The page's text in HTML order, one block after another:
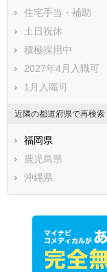
住宅手当・補助
土日祝休
積極採用中
2027年4月入職可
1月入職可
近隣の都道府県で再検索
福岡県
鹿児島県
沖縄県